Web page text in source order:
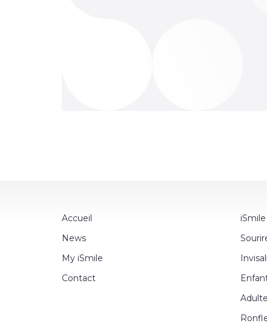
Accueil
News
My iSmile
Contact
iSmile